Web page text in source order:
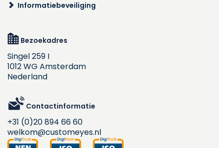
Informatiebeveiliging
Bezoekadres
Singel 259 I
1012 WG Amsterdam
Nederland
Contactinformatie
+31 (0)20 894 66 60
welkom@customeyes.nl